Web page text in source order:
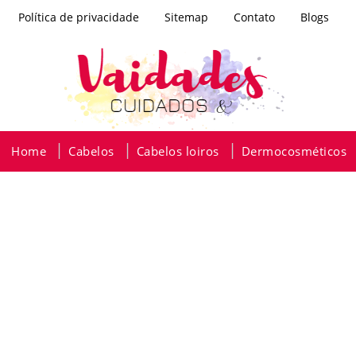
Política de privacidade Sitemap Contato Blogs
Home Cabelos Cabelos loiros Dermocosméticos